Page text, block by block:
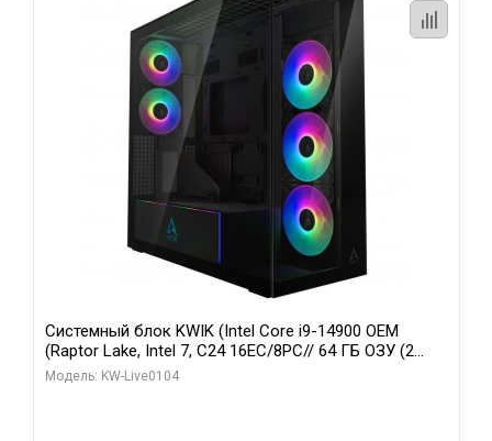
Системный блок KWIK (Intel Core i9-14900 OEM
(Raptor Lake, Intel 7, C24 16EC/8PC// 64 ГБ ОЗУ (2
модуля)/ Afox RTX4090 24GB GDDR6X 384-Bit 3xDP
Модель: KW-Live0104